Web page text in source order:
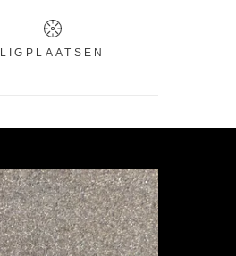
LIGPLAATSEN